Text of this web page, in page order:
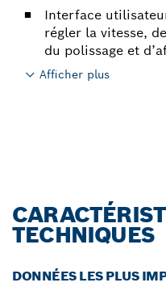
Interface
régler la vitesse,
du polissage et
Afficher plus
TECHNIQUES
DONNÉES LES PLUS